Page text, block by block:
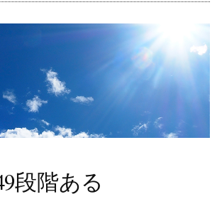
段階ある